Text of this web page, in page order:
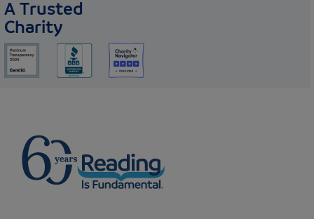
A Trusted
Charity